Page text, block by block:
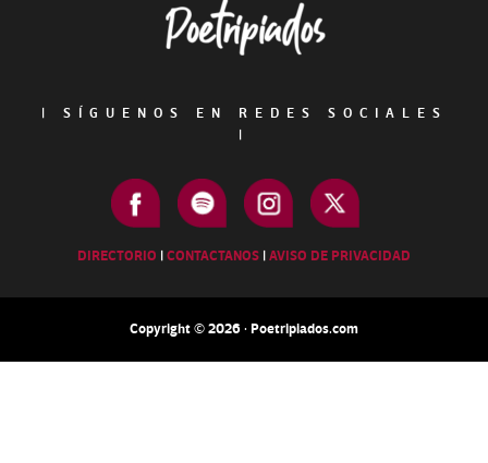
|
SÍGUENOS EN REDES SOCIALES
|
DIRECTORIO |CONTACTANOS |AVISO DE PRIVACIDAD
Copyright © 2026 · Poetripiados.com